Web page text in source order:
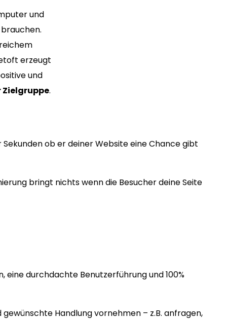
und
erzeugt
und
.
ob er deiner Website eine Chance gibt
bringt nichts wenn die Besucher deine Seite
durchdachte Benutzerführung und 100%
Handlung vornehmen – z.B. anfragen,